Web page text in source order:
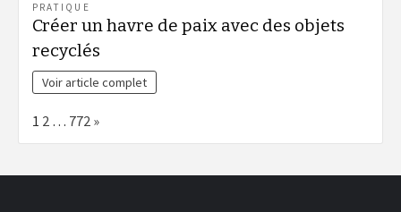
PRATIQUE
Créer un havre de paix avec des objets
recyclés
Voir article complet
Page:
1 2 … 772 Next
»